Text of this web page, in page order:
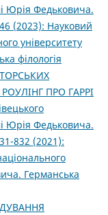
Юрія Федьковича.
(2023): Науковий
університету
філологія
ПРО ГАРРІ
Юрія Федьковича.
832 (2021):
Германська